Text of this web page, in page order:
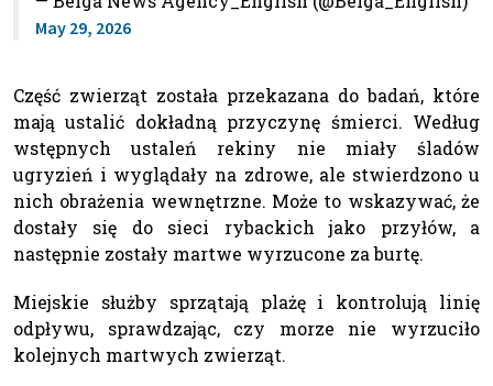
May 29, 2026
Część zwierząt została przekazana do badań, które
mają ustalić dokładną przyczynę śmierci. Według
wstępnych ustaleń rekiny nie miały śladów
ugryzień i wyglądały na zdrowe, ale stwierdzono u
nich obrażenia wewnętrzne. Może to wskazywać, że
dostały się do sieci rybackich jako przyłów, a
następnie zostały martwe wyrzucone za burtę.
Miejskie służby sprzątają plażę i kontrolują linię
odpływu, sprawdzając, czy morze nie wyrzuciło
kolejnych martwych zwierząt.